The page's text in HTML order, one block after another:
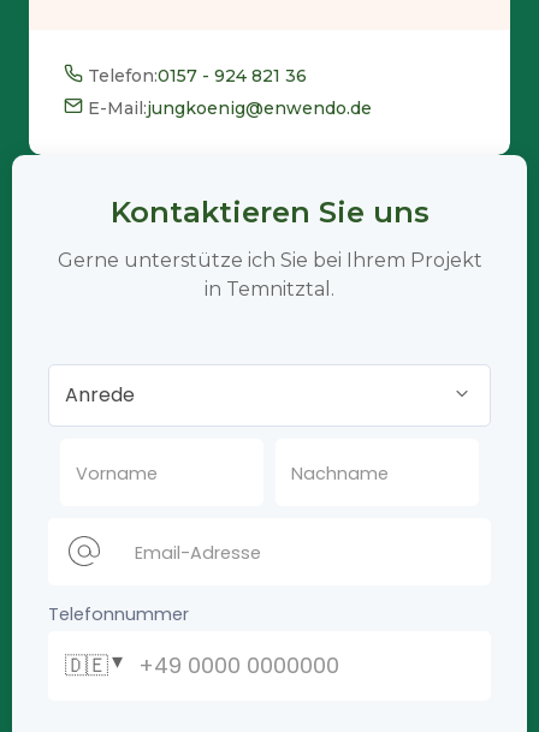
Telefon:0157 - 924 821 36
E-Mail:jungkoenig@enwendo.de
Kontaktieren Sie uns
Gerne unterstütze ich Sie bei Ihrem Projekt
in Temnitztal.